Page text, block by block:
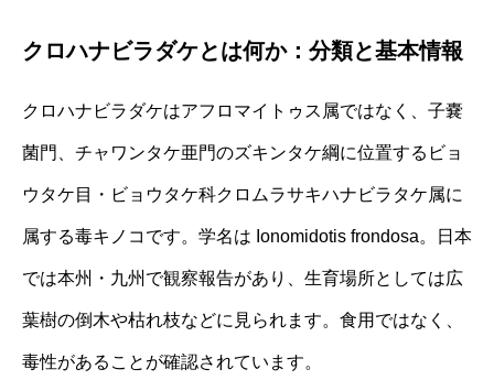
クロハナビラダケとは何か：分類と基本情報
クロハナビラダケはアフロマイトゥス属ではなく、子嚢
菌門、チャワンタケ亜門のズキンタケ綱に位置するビョ
ウタケ目・ビョウタケ科クロムラサキハナビラタケ属に
属する毒キノコです。学名は Ionomidotis frondosa。日本
では本州・九州で観察報告があり、生育場所としては広
葉樹の倒木や枯れ枝などに見られます。食用ではなく、
毒性があることが確認されています。